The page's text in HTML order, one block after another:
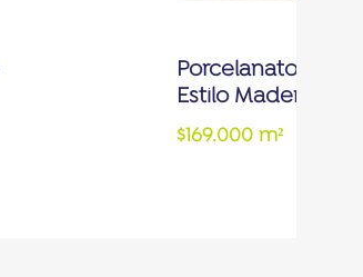
Porcelanato Para
Estilo Madera
$169.000 m²